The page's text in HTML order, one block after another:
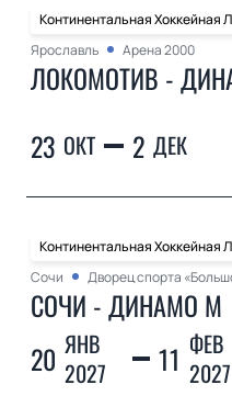
Континентальная Хоккейная
Ярославль
Арена 2000
ЛОКОМОТИВ -
23 ОКТ 2 ДЕК
Континентальная Хоккейная
Сочи
Дворец спорта
СОЧИ - ДИНАМО М
20 ЯНВ
2027
11 ФЕВ
2027